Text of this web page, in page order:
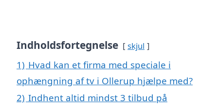
Indholdsfortegnelse skjul
1) Hvad kan et firma med speciale i
ophængning af tv i Ollerup hjælpe med?
2) Indhent altid mindst 3 tilbud på